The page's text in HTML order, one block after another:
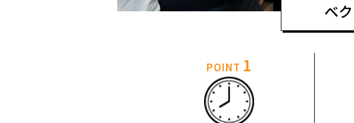
ベ
POINT 1